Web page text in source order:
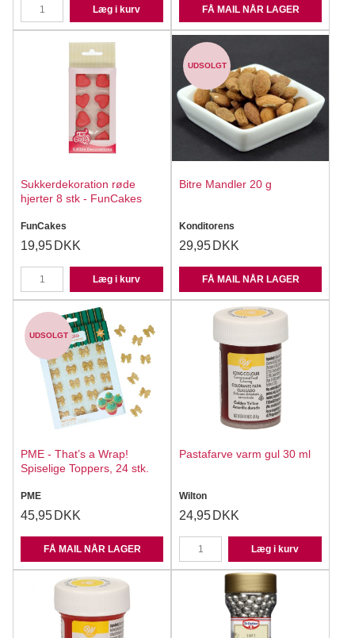
Læg i kurv FÅ MAIL NÅR LAGER
Sukkerdekoration røde
hjerter 8 stk - FunCakes
FunCakes
19,95 DKK
Læg i kurv
UDSOLGT
Bitre Mandler 20 g
Konditorens
29,95 DKK
FÅ MAIL NÅR LAGER
UDSOLGT
PME - That’s a Wrap!
Spiselige Toppers, 24 stk.
PME
45,95 DKK
FÅ MAIL NÅR LAGER
Pastafarve varm gul 30 ml
Wilton
24,95 DKK
Læg i kurv